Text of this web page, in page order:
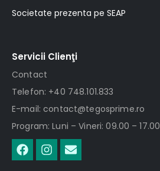
Societate prezenta pe SEAP
Servicii Clienţi
Contact
Telefon: +40 748.101.833
E-mail: contact@tegosprime.ro
Program: Luni – Vineri: 09.00 – 17.00